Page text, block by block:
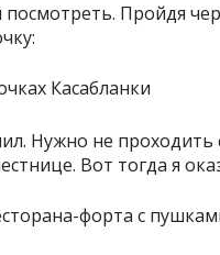
Пройдя
Нужно не
Вот тогда я